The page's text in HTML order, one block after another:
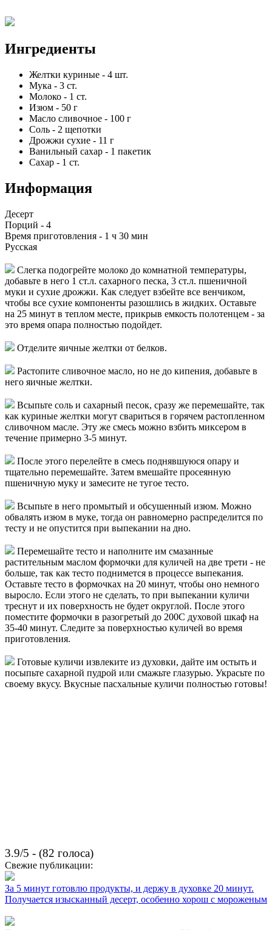
Ингредиенты
Желтки куриные - 4 шт.
Мука - 3 ст.
Молоко - 1 ст.
Изюм - 50 г
Масло сливочное - 100 г
Соль - 2 щепотки
Дрожжи сухие - 11 г
Ванильный сахар - 1 пакетик
Сахар - 1 ст.
Информация
Десерт
Порций - 4
Время приготовления - 1 ч 30 мин
Русская
Слегка подогрейте молоко до комнатной температуры,
добавьте в него 1 ст.л. сахарного песка, 3 ст.л. пшеничной
муки и сухие дрожжи. Как следует взбейте все венчиком,
чтобы все сухие компоненты разошлись в жидких. Оставьте
на 25 минут в теплом месте, прикрыв емкость полотенцем - за
это время опара полностью подойдет.
Отделите яичные желтки от белков.
Растопите сливочное масло, но не до кипения, добавьте в
него яичные желтки.
Всыпьте соль и сахарный песок, сразу же перемешайте, так
как куриные желтки могут свариться в горячем растопленном
сливочном масле. Эту же смесь можно взбить миксером в
течение примерно 3-5 минут.
После этого перелейте в смесь поднявшуюся опару и
тщательно перемешайте. Затем вмешайте просеянную
пшеничную муку и замесите не тугое тесто.
Всыпьте в него промытый и обсушенный изюм. Можно
обвалять изюм в муке, тогда он равномерно распределится по
тесту и не опустится при выпекании на дно.
Перемешайте тесто и наполните им смазанные
растительным маслом формочки для куличей на две трети - не
больше, так как тесто поднимется в процессе выпекания.
Оставьте тесто в формочках на 20 минут, чтобы оно немного
выросло. Если этого не сделать, то при выпекании куличи
треснут и их поверхность не будет округлой. После этого
поместите формочки в разогретый до 200С духовой шкаф на
35-40 минут. Следите за поверхностью куличей во время
приготовления.
Готовые куличи извлеките из духовки, дайте им остыть и
посыпьте сахарной пудрой или смажьте глазурью. Украсьте по
своему вкусу. Вкусные пасхальные куличи полностью готовы!
3.9/5 - (82 голоса)
Свежие публикации:
За 5 минут готовлю продукты, и держу в духовке 20 минут.
Получается изысканный десерт, особенно хорош с мороженым